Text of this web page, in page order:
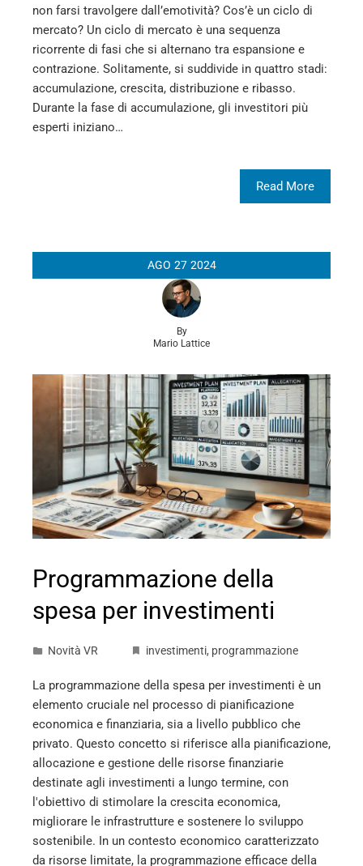
non farsi travolgere dall’emotività? Cos’è un ciclo di
mercato? Un ciclo di mercato è una sequenza
ricorrente di fasi che si alternano tra espansione e
contrazione. Solitamente, si suddivide in quattro stadi:
accumulazione, crescita, distribuzione e ribasso.
Durante la fase di accumulazione, gli investitori più
esperti iniziano…
Read More
AGO 27 2024
By
Mario Lattice
Programmazione della
spesa per investimenti
Novità VR investimenti, programmazione
La programmazione della spesa per investimenti è un
elemento cruciale nel processo di pianificazione
economica e finanziaria, sia a livello pubblico che
privato. Questo concetto si riferisce alla pianificazione,
allocazione e gestione delle risorse finanziarie
destinate agli investimenti a lungo termine, con
l'obiettivo di stimolare la crescita economica,
migliorare le infrastrutture e sostenere lo sviluppo
sostenibile. In un contesto economico caratterizzato
da risorse limitate, la programmazione efficace della